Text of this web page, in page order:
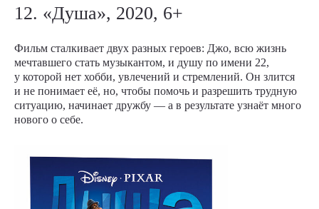
12. «Душа», 2020, 6+
Фильм сталкивает двух разных героев: Джо, всю жизнь
мечтавшего стать музыкантом, и душу по имени 22,
у которой нет хобби, увлечений и стремлений. Он злится
и не понимает её, но, чтобы помочь и разрешить трудную
ситуацию, начинает дружбу — а в результате узнаёт много
нового о себе.